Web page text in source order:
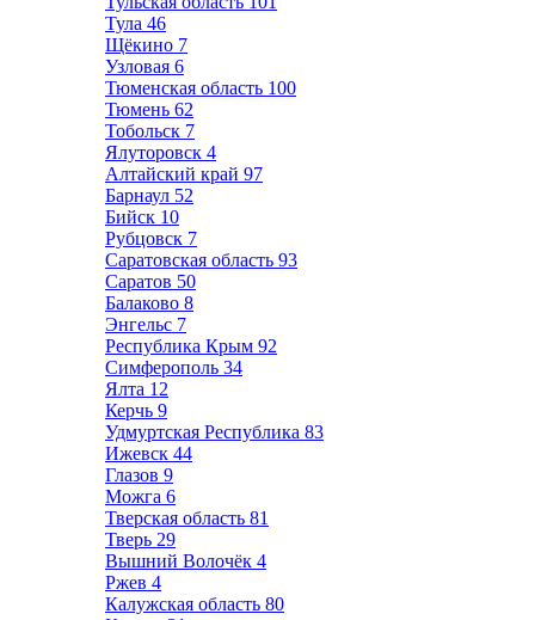
Тула 46
Щёкино 7
Узловая 6
Тюменская область 100
Тюмень 62
Тобольск 7
Ялуторовск 4
Алтайский край 97
Барнаул 52
Бийск 10
Рубцовск 7
Саратовская область 93
Саратов 50
Балаково 8
Энгельс 7
Республика Крым 92
Симферополь 34
Ялта 12
Керчь 9
Удмуртская Республика 83
Ижевск 44
Глазов 9
Можга 6
Тверская область 81
Тверь 29
Вышний Волочёк 4
Ржев 4
Калужская область 80